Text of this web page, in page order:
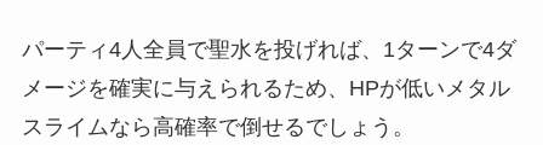
パーティ4人全員で聖水を投げれば、1ターンで4ダ
メージを確実に与えられるため、HPが低いメタル
スライムなら高確率で倒せるでしょう。